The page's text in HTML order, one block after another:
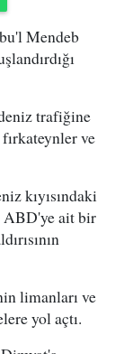
Mendeb
trafiğine
ve
kıyısındaki
ABD'ye ait bir
limanları ve
yol açtı.